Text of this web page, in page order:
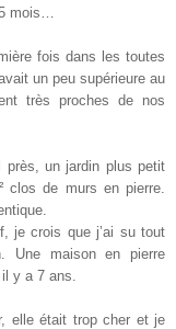
mois…
fois dans les toutes
un peu supérieure au
très proches de nos
près, un jardin plus petit
de murs en pierre.
je crois que j’ai su tout
Une maison en pierre
y a 7 ans.
elle était trop cher et je